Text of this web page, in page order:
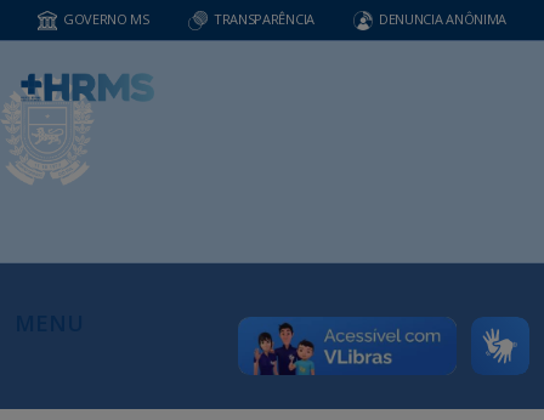
GOVERNO MS TRANSPARÊNCIA DENUNCIA ANÔNIMA